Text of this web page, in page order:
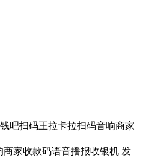
吧扫码王拉卡拉扫码音响商家
家收款码语音播报收银机 发